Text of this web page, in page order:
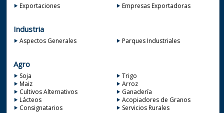
Exportaciones Empresas Exportadoras
Industria
Aspectos Generales Parques Industriales
Agro
Soja
Trigo
Maiz
Arroz
Cultivos Alternativos
Ganadería
Lácteos
Acopiadores de Granos
Consignatarios
Servicios Rurales